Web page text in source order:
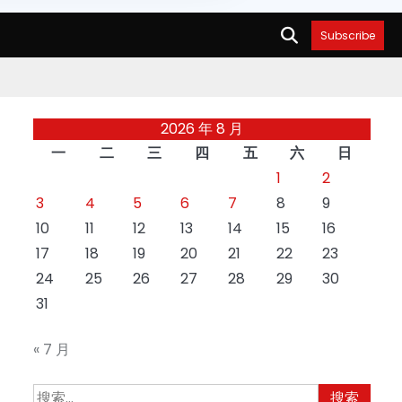
Subscribe
2026 年 8 月
一
二 三 四 五 六
日
1
2
3
4 5 6 7 8
9
10
11 12 13 14 15
16
17
18 19 20 21 22
23
24
25 26 27 28 29
30
31
« 7 月
搜